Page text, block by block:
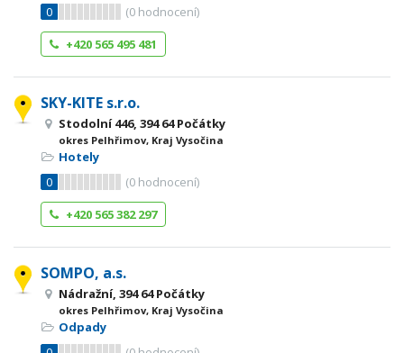
0
(0 hodnocení)
+420 565 495 481
SKY-KITE s.r.o.
Stodolní 446, 394 64 Počátky
okres Pelhřimov, Kraj Vysočina
Hotely
0
(0 hodnocení)
+420 565 382 297
SOMPO, a.s.
Nádražní, 394 64 Počátky
okres Pelhřimov, Kraj Vysočina
Odpady